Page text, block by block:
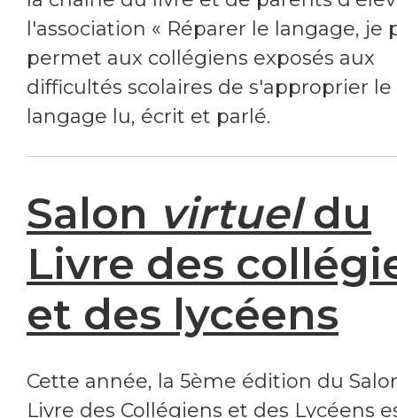
l'association « Réparer le langage, je
permet aux collégiens exposés aux
difficultés scolaires de s'approprier le
langage lu, écrit et parlé.
Salon virtueldu
Livre des
et des lycéens
Cette année, la 5ème édition du
Livre des Collégiens et des Lycéens